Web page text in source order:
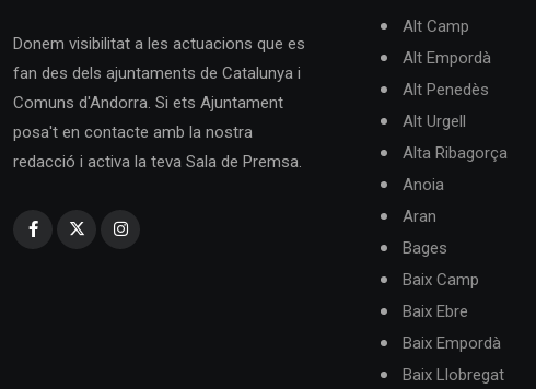
Donem visibilitat a les actuacions que es
fan des dels ajuntaments de Catalunya i
Comuns d'Andorra. Si ets Ajuntament
posa't en contacte amb la nostra
redacció i activa la teva Sala de Premsa.
Alt Camp
Alt Empordà
Alt Penedès
Alt Urgell
Alta Ribagorça
Anoia
Aran
Bages
Baix Camp
Baix Ebre
Baix Empordà
Baix Llobregat